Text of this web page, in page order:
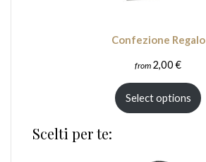
Confezione Regalo
from 2,00€
Select options
Scelti per te: